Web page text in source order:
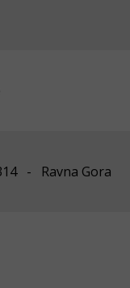
- Ravna Gora